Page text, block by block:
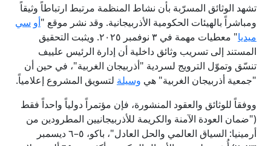
تشهد الوثائق المسرّبة بأن نشاط المنظمة مرتبط ارتباطاً وثيقاً
ومباشراً بالهيئات الحكومية الأذربيجانية. وقد نشر موقع "أو سي
ميديا
" معطيات مهمة في ۳ نوفمبر ۲۰۲٥. ويثبت التحقيق
المستند إلى تسريب وثائق داخلية أن إدارة الرئيس علييف
تنسّق وتموّل الترويج لسردية "أذربيجان الغربية"، في حين أن
"جمعية أذربيجان الغربية" هي وسيلة لتسويق المشروع إعلامياً.
ووفقاً للوثائق والعقود المنشورة، فإن مؤتمراً دولياً واحداً فقط
("ضمان العودة الآمنة والكريمة للأذربيجانيين المطرودين من
أرمينيا: السياق العالمي والحل العادل"، باكو، ٥–٦ ديسمبر